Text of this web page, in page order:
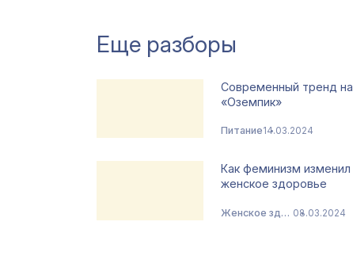
Еще разборы
Современный тренд на
«Оземпик»
Питание14.03.2024
Как феминизм изменил
женское здоровье
Женское здоровье 08.03.2024